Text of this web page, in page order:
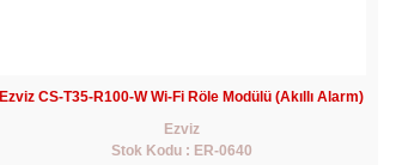
Ezviz CS-T35-R100-W Wi-Fi Röle Modülü (Akıllı Alarm)
Ezviz
Stok Kodu : ER-0640